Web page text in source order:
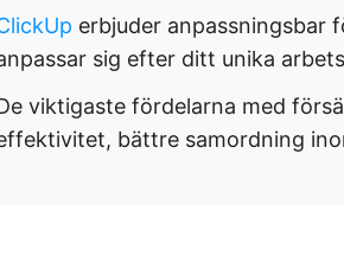
erbjuder anpassningsbar
sig efter ditt unika
viktigaste fördelarna med
bättre samordning